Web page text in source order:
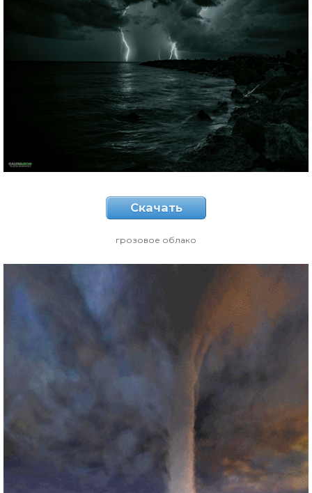
Скачать
грозовое облако